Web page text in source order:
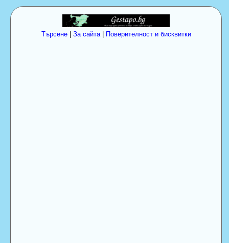
Търсене| За сайта| Поверителност и бисквитки